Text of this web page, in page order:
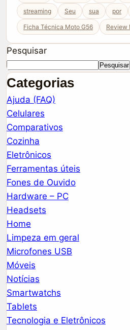
streaming Seu sua por
Ficha Técnica Moto G56 Review
Pesquisar
Pesquisar
Categorias
Ajuda (FAQ)
Celulares
Comparativos
Cozinha
Eletrônicos
Ferramentas úteis
Fones de Ouvido
Hardware – PC
Headsets
Home
Limpeza em geral
Microfones USB
Móveis
Notícias
Smartwatchs
Tablets
Tecnologia e Eletrônicos